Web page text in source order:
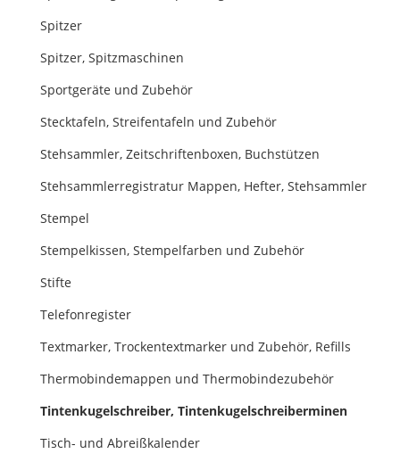
Spitzer
Spitzer, Spitzmaschinen
Sportgeräte und Zubehör
Stecktafeln, Streifentafeln und Zubehör
Stehsammler, Zeitschriftenboxen, Buchstützen
Stehsammlerregistratur Mappen, Hefter, Stehsammler
Stempel
Stempelkissen, Stempelfarben und Zubehör
Stifte
Telefonregister
Textmarker, Trockentextmarker und Zubehör, Refills
Thermobindemappen und Thermobindezubehör
Tintenkugelschreiber, Tintenkugelschreiberminen
Tisch- und Abreißkalender